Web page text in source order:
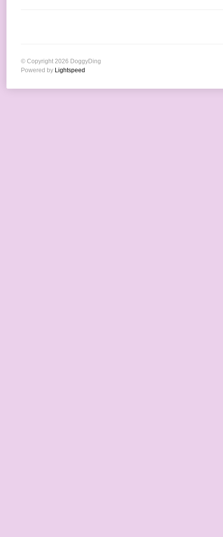
© Copyright 2026 DoggyDing
Powered by Lightspeed